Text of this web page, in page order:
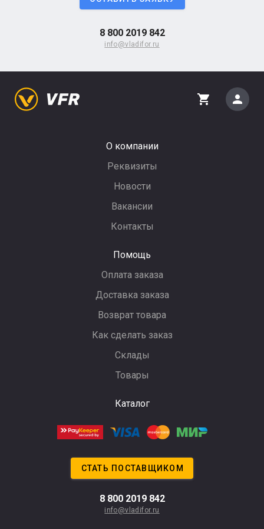
8 800 2019 842
info@vladifor.ru
О компании
Реквизиты
Новости
Вакансии
Контакты
Помощь
Оплата заказа
Доставка заказа
Возврат товара
Как сделать заказ
Склады
Товары
Каталог
shopping_cart person
СТАТЬ ПОСТАВЩИКОМ
8 800 2019 842
info@vladifor.ru